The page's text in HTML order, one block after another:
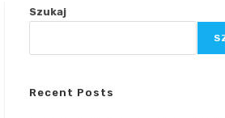
Szukaj
Recent Posts